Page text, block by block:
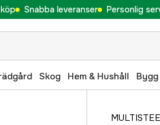
Snabba leveranser Personlig
Skog Hem & Hushåll